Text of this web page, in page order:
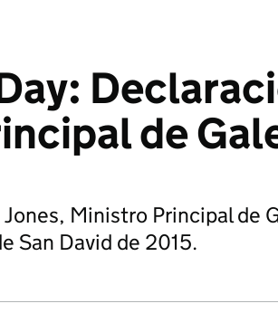
de
Ministro Principal de
San David de 2015.